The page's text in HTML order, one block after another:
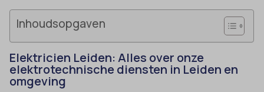
Inhoudsopgaven
Elektricien Leiden: Alles over onze
elektrotechnische diensten in Leiden en
omgeving